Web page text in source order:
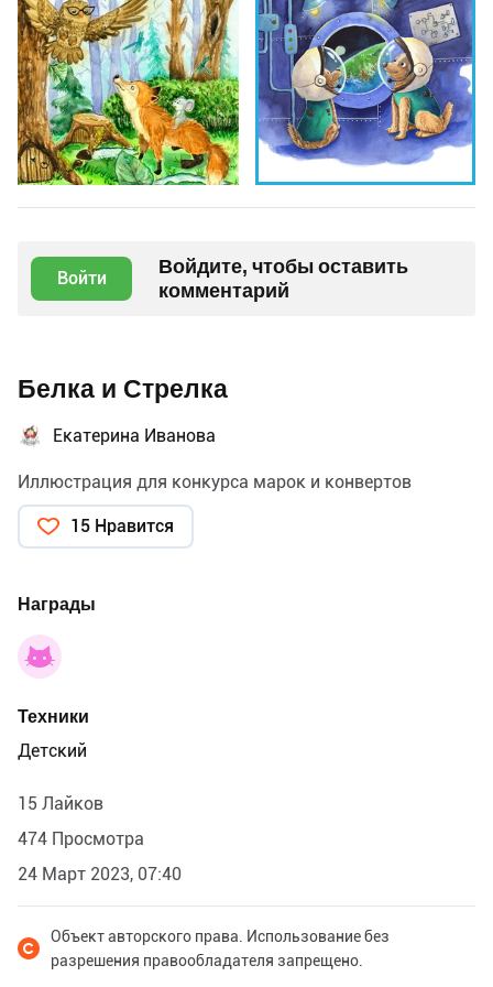
Войти
Войдите, чтобы оставить
комментарий
Белка и Стрелка
Екатерина Иванова
Иллюстрация для конкурса марок и конвертов
15 Нравится
Награды
Техники
Детский
15 Лайков
474 Просмотра
24 Март 2023, 07:40
Объект авторского права. Использование без
разрешения правообладателя запрещено.